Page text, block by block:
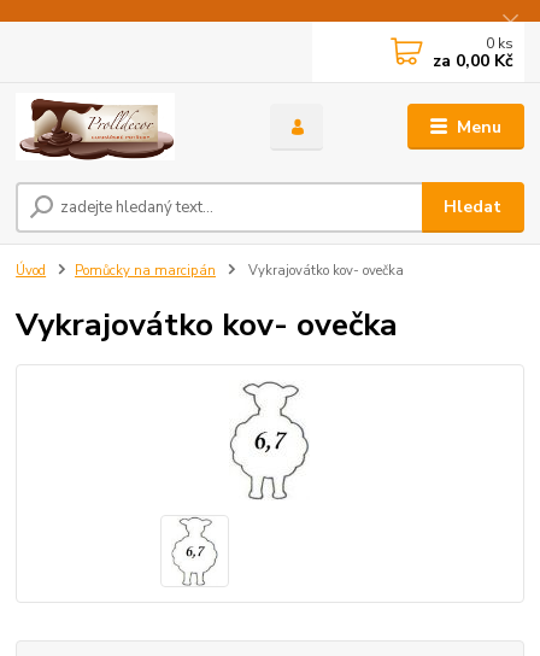
Menu
Hledat
0 ks
za 0,00 Kč
Úvod Pomůcky na marcipán Vykrajovátko kov- ovečka
Vykrajovátko kov- ovečka